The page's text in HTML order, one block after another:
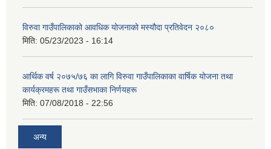
विरुवा गाउँपालिकाको आवधिक योजनाको मस्यौदा प्रतिवेदन २०८०
मिति: 05/23/2023 - 16:14
आर्थिक वर्ष २०७५/७६ का लागि विरुवा गाउँपालिकाका वार्षिक योजना तथा
कार्यक्रमहरू तथा गाउँसभाका निर्णयहरू
मिति: 07/08/2018 - 22:56
अन्य